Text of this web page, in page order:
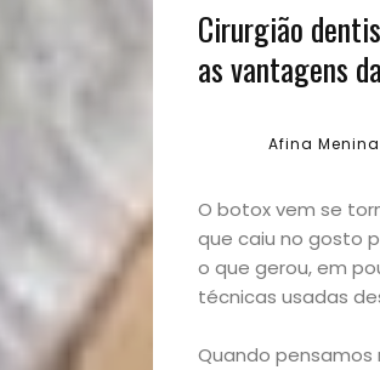
Cirurgião
as vantagens
Afina Menina
O botox vem se
que caiu no gosto
o que gerou, em
técnicas usadas
Quando